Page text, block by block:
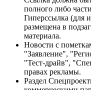
полного либо
Гиперссылка (для
размещена в
материала.
Новости с
"Заявление",
"Тест-драйв",
правах рекламы.
Раздел